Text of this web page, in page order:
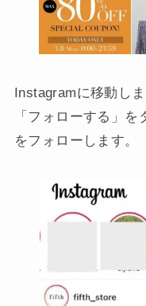
Instagramに移動しま
「フォローする」
をフォローします。